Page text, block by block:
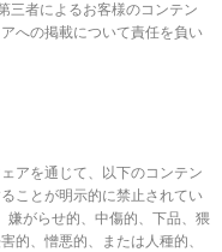
三者によるお客様のコンテン
への掲載について責任を負い
アを通じて、以下のコンテン
ことが明示的に禁止されてい
嫌がらせ的、中傷的、下品、猥
的、憎悪的、または人種的、